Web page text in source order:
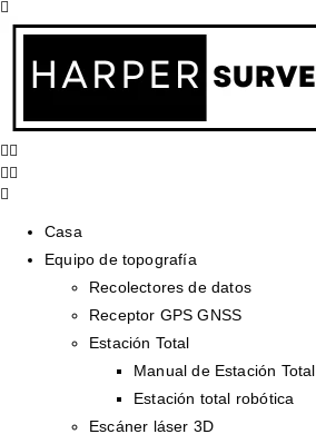
Casa
Equipo de topografía
Recolectores de datos
Receptor GPS GNSS
Estación Total
Manual de Estación Total
Estación total robótica
Escáner láser 3D